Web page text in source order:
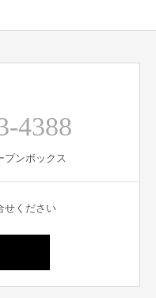
4388
プンボックス
せください